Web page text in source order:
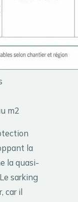
m2
la
la quasi-
sarking
car il